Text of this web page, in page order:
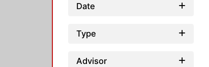
Date
Type
Advisor